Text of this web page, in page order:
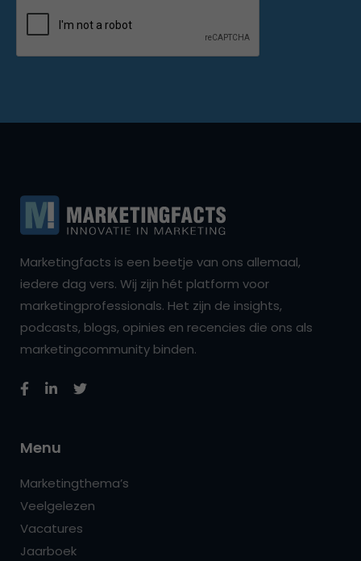
Marketingfacts is een beetje van ons allemaal,
iedere dag vers. Wij zijn hét platform voor
marketingprofessionals. Het zijn de insights,
podcasts, blogs, opinies en recencies die ons als
marketingcommunity binden.
Menu
Marketingthema’s
Veelgelezen
Vacatures
Jaarboek